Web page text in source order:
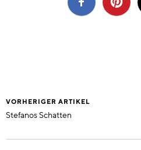
VORHERIGER ARTIKEL
Stefanos Schatten